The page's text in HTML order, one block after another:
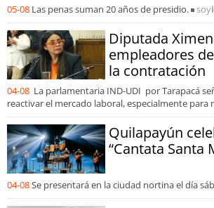
05-08 Las penas suman 20 años de presidio. soy
Diputada
empleadores
la contratación
04-08 La parlamentaria IND-UDI por Tarapacá
reactivar el mercado laboral, especialmente para
Quilapayún
“Cantata Santa
04-08Se presentará en la ciudad nortina el día